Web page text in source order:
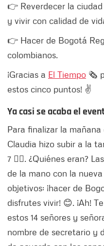
👉 Reverdecer la
y vivir con calidad de
👉 Hacer de Bogotá
colombianos.
¡Gracias a El Tiempo 🗞
estos cinco puntos! ✌
Ya casi se acaba el
Para finalizar la
Claudia hizo subir a la
7 👱‍♀️. ¿Quiénes eran?
de la mano con la
objetivos: ¡hacer de
disfrutes vivir! 😊. ¡Ah!
estos 14 señores y
nombre de secretario y